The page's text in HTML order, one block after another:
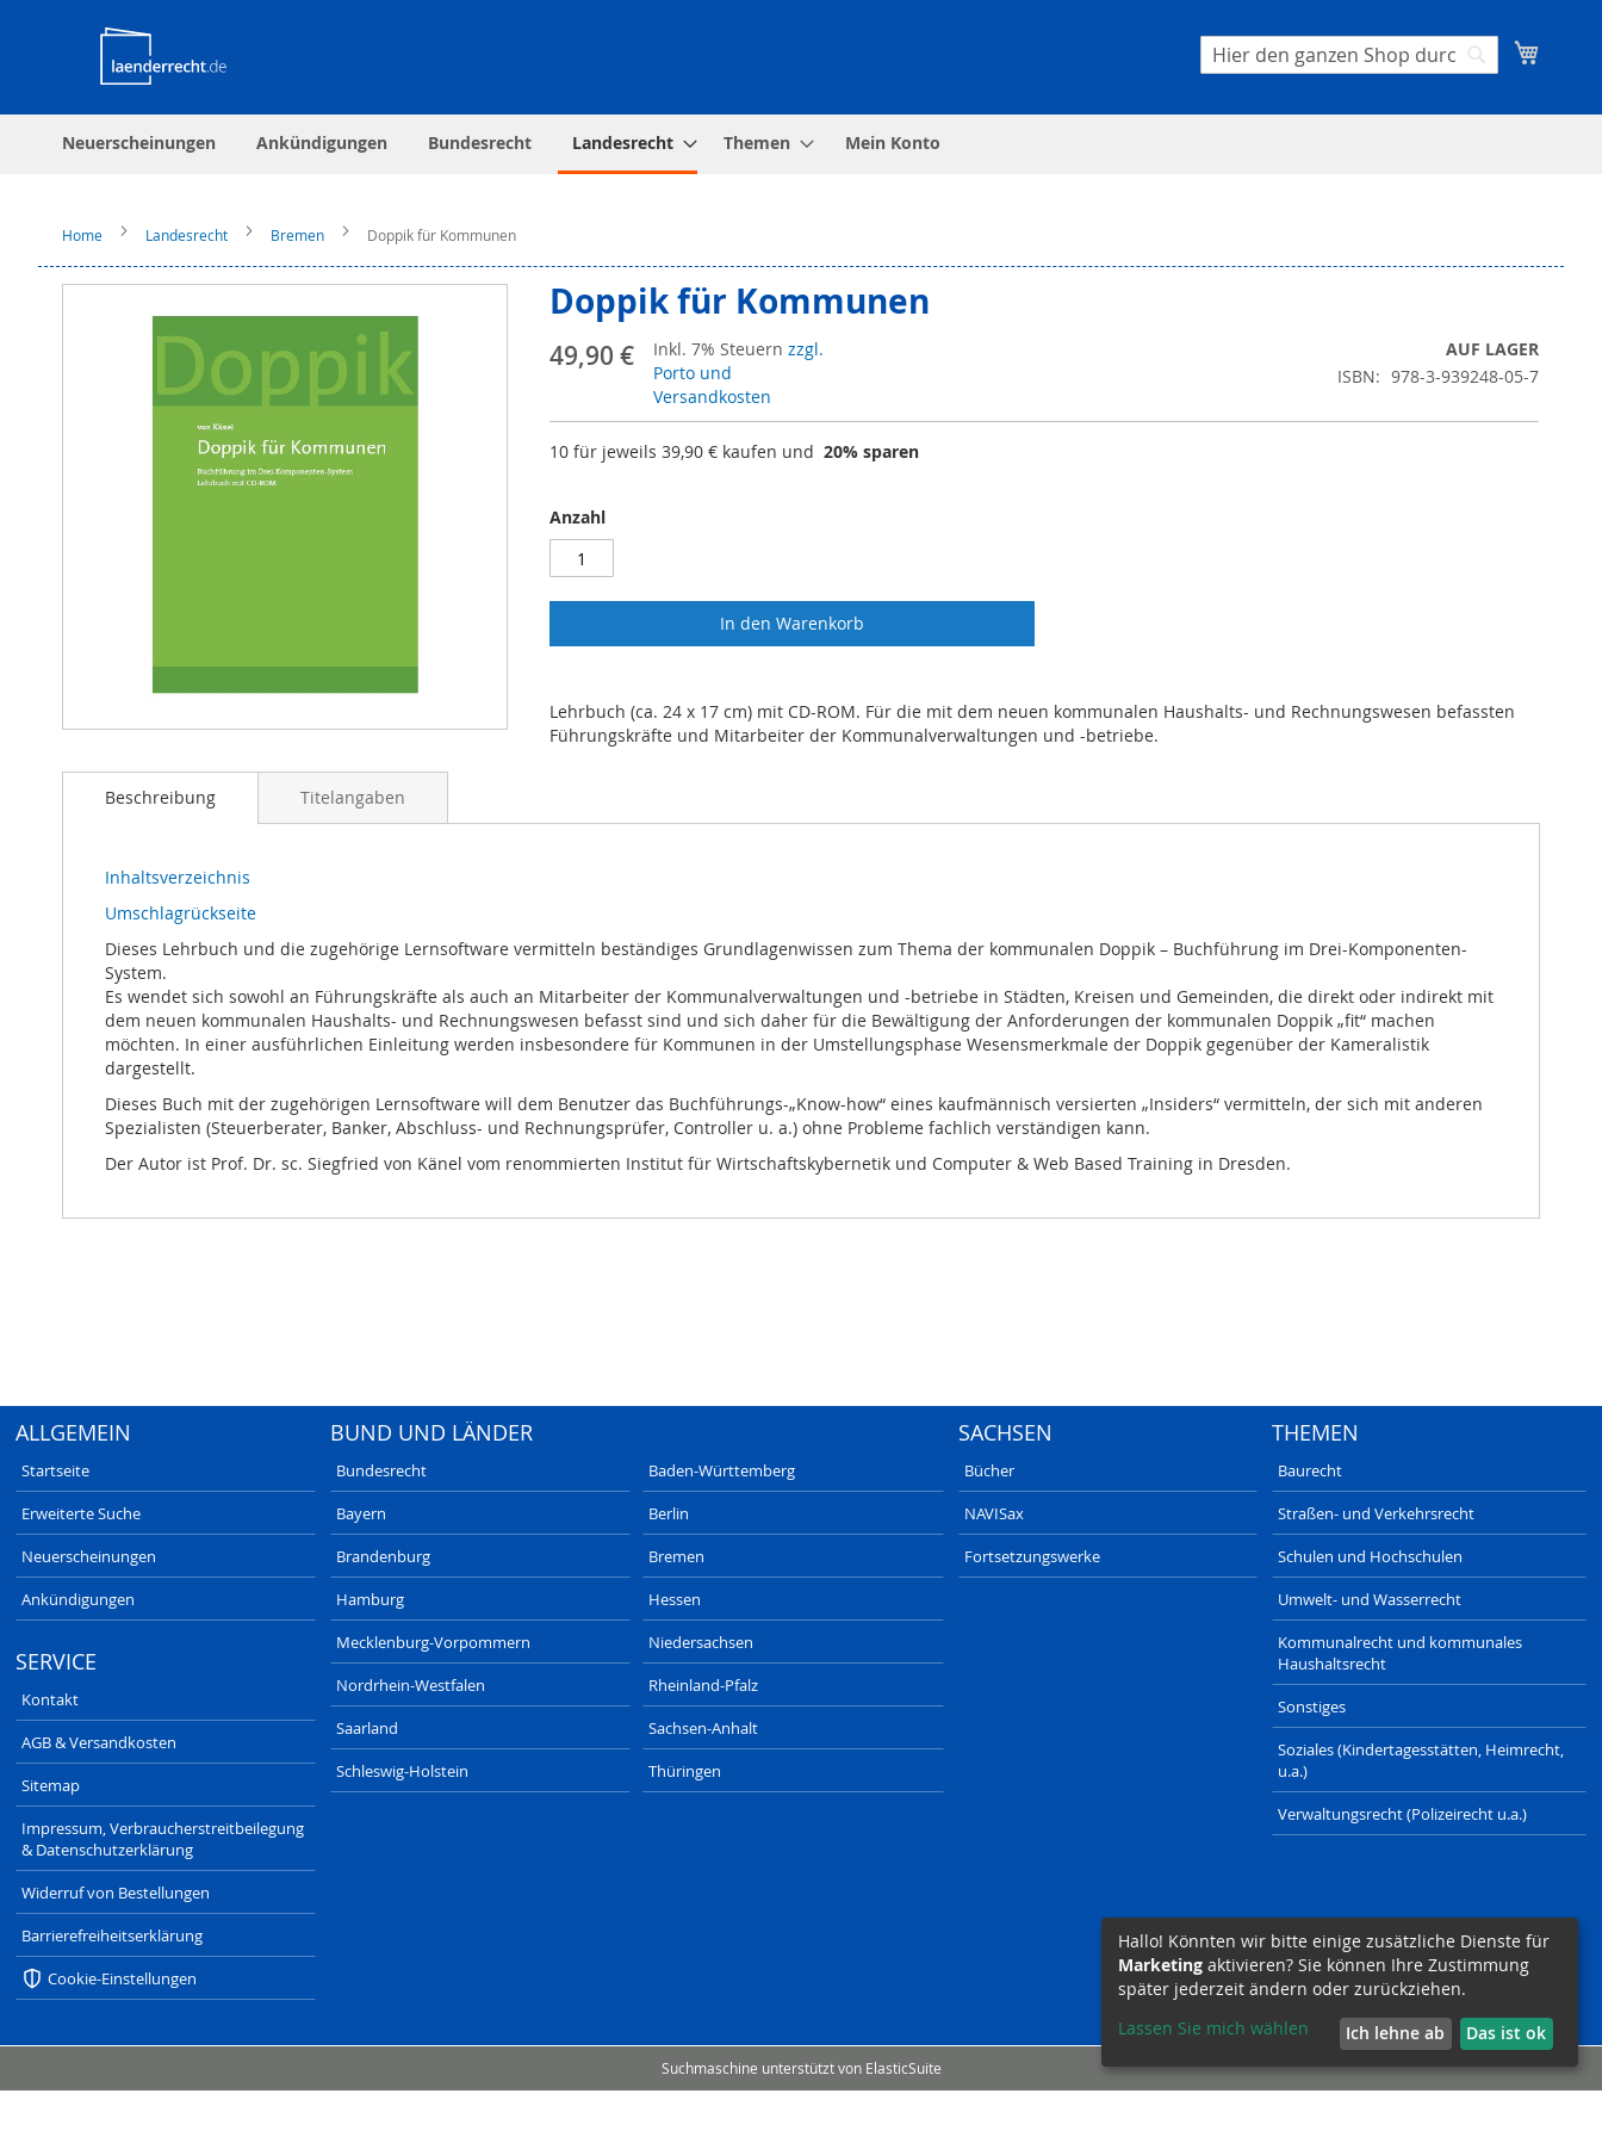
Suche
Neuerscheinungen Ankündigungen Bundesrecht Landesrecht Themen Mein Konto
Home Landesrecht Bremen Doppik für Kommunen
Doppik für Kommunen
49,90 € Inkl. 7% Steuern zzgl.
Porto und
Versandkosten
AUF LAGER
ISBN
978-3-939248-05-7
10 für jeweils39,90 € kaufen und 20% sparen
Anzahl
In den Warenkorb
Lehrbuch (ca. 24 x 17 cm) mit CD-ROM. Für die mit dem neuen kommunalen Haushalts- und Rechnungswesen befassten
Führungskräfte und Mitarbeiter der Kommunalverwaltungen und -betriebe.
Bildergalerie
Beschreibung
Inhaltsverzeichnis
Umschlagrückseite
Dieses Lehrbuch und die zugehörige Lernsoftware vermitteln beständiges Grundlagenwissen zum Thema der kommunalen Doppik – Buchführung im Drei-Komponenten-
System.
Es wendet sich sowohl an Führungskräfte als auch an Mitarbeiter der Kommunalverwaltungen und -betriebe in Städten, Kreisen und Gemeinden, die direkt oder indirekt mit
dem neuen kommunalen Haushalts- und Rechnungswesen befasst sind und sich daher für die Bewältigung der Anforderungen der kommunalen Doppik „fit“ machen
möchten. In einer ausführlichen Einleitung werden insbesondere für Kommunen in der Umstellungsphase Wesensmerkmale der Doppik gegenüber der Kameralistik
dargestellt.
Dieses Buch mit der zugehörigen Lernsoftware will dem Benutzer das Buchführungs-„Know-how“ eines kaufmännisch versierten „Insiders“ vermitteln, der sich mit anderen
Spezialisten (Steuerberater, Banker, Abschluss- und Rechnungsprüfer, Controller u. a.) ohne Probleme fachlich verständigen kann.
Der Autor ist Prof. Dr. sc. Siegfried von Känel vom renommierten Institut für Wirtschaftskybernetik und Computer & Web Based Training in Dresden.
Titelangaben
ALLGEMEIN
Startseite
Erweiterte Suche
Neuerscheinungen
Ankündigungen
SERVICE
Kontakt
AGB & Versandkosten
Sitemap
Impressum, Verbraucherstreitbeilegung
& Datenschutzerklärung
Widerruf von Bestellungen
Barrierefreiheitserklärung
Cookie-Einstellungen
BUND UND LÄNDER
Bundesrecht
Baden-Württemberg
Bayern
Berlin
Brandenburg
Bremen
Hamburg
Hessen
Mecklenburg-Vorpommern
Niedersachsen
Nordrhein-Westfalen
Rheinland-Pfalz
Saarland
Sachsen-Anhalt
Schleswig-Holstein
Thüringen
SACHSEN
Bücher
NAVISax
Fortsetzungswerke
THEMEN
Baurecht
Straßen- und Verkehrsrecht
Schulen und Hochschulen
Umwelt- und Wasserrecht
Kommunalrecht und kommunales
Haushaltsrecht
Sonstiges
Soziales (Kindertagesstätten, Heimrecht,
u.a.)
Verwaltungsrecht (Polizeirecht u.a.)
LAENDERRECHT.DE
Suchmaschine unterstützt von ElasticSuite
Hallo! Könnten wir bitte einige zusätzliche Dienste für
Marketing aktivieren? Sie können Ihre Zustimmung
später jederzeit ändern oder zurückziehen.
Lassen Sie mich wählen
Ich lehne ab Das ist ok